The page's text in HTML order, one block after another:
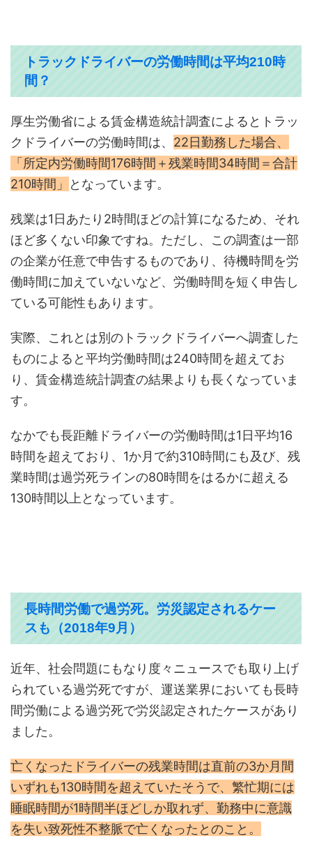
トラックドライバーの労働時間は平均210時
間？
厚生労働省による賃金構造統計調査によるとトラッ
クドライバーの労働時間は、 22日勤務した場合、
「所定内労働時間176時間＋残業時間34時間＝合計
210時間」
となっています。
残業は1日あたり2時間ほどの計算になるため、それ
ほど多くない印象ですね。ただし、この調査は一部
の企業が任意で申告するものであり、待機時間を労
働時間に加えていないなど、労働時間を短く申告し
ている可能性もあります。
実際、これとは別のトラックドライバーへ調査した
ものによると平均労働時間は240時間を超えてお
り、賃金構造統計調査の結果よりも長くなっていま
す。
なかでも長距離ドライバーの労働時間は1日平均16
時間を超えており、1か月で約310時間にも及び、残
業時間は過労死ラインの80時間をはるかに超える
130時間以上となっています。
長時間労働で過労死。労災認定されるケー
スも（2018年9月）
近年、社会問題にもなり度々ニュースでも取り上げ
られている過労死ですが、運送業界においても長時
間労働による過労死で労災認定されたケースがあり
ました。
亡くなったドライバーの残業時間は直前の3か月間
いずれも130時間を超えていたそうで、繁忙期には
睡眠時間が1時間半ほどしか取れず、勤務中に意識
を失い致死性不整脈で亡くなったとのこと。